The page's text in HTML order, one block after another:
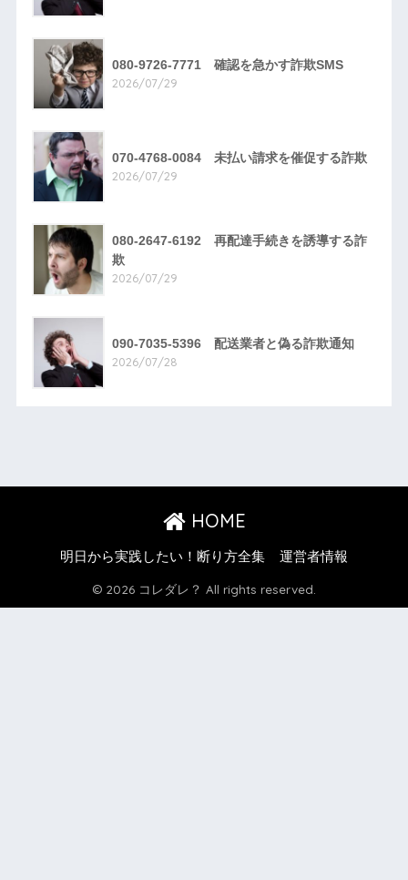
080-9726-7771 確認を急かす詐欺SMS
2026/07/29
070-4768-0084 未払い請求を催促する詐欺
2026/07/29
080-2647-6192 再配達手続きを誘導する詐
欺
2026/07/29
090-7035-5396 配送業者と偽る詐欺通知
2026/07/28
HOME
明日から実践したい！断り方全集 運営者情報
© 2026 コレダレ？ All rights reserved.